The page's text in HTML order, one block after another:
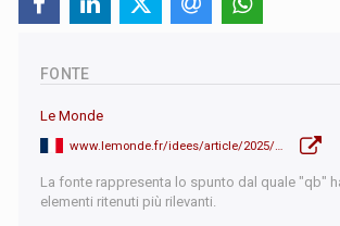
FONTE
Le Monde
La fonte rappresenta lo spunto dal quale "qb"
elementi ritenuti più rilevanti.